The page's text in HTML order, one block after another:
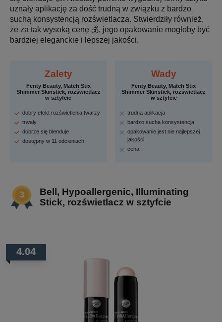
uznały aplikację za dość trudną w związku z bardzo
suchą konsystencją rozświetlacza. Stwierdziły również,
że za tak wysoką cenę 💰, jego opakowanie mogłoby być
bardziej eleganckie i lepszej jakości.
Zalety
Fenty Beauty, Match Stix
Shimmer Skinstick, rozświetlacz
w sztyfcie
dobry efekt rozświetlenia twarzy
trwały
dobrze się blenduje
dostępny w 11 odcieniach
Wady
Fenty Beauty, Match Stix
Shimmer Skinstick, rozświetlacz
w sztyfcie
trudna aplikacja
bardzo sucha konsystencja
opakowanie jest nie najlepszej
jakości
cena
Bell, Hypoallergenic, Illuminating
Stick, rozświetlacz w sztyfcie
4.04